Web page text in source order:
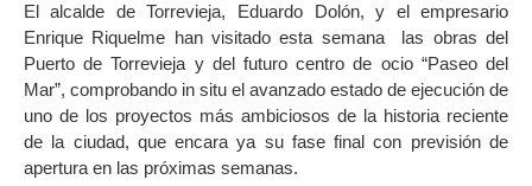
El alcalde de Torrevieja, Eduardo Dolón, y el empresario
Enrique Riquelme han visitado esta semana las obras del
Puerto de Torrevieja y del futuro centro de ocio “Paseo del
Mar”, comprobando in situ el avanzado estado de ejecución de
uno de los proyectos más ambiciosos de la historia reciente
de la ciudad, que encara ya su fase final con previsión de
apertura en las próximas semanas.